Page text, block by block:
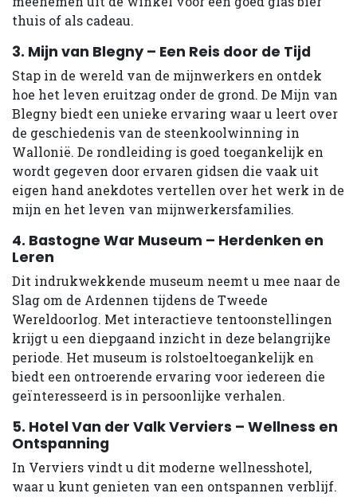
thuis of als cadeau.
3. Mijn van Blegny – Een Reis door de Tijd
Stap in de wereld van de mijnwerkers en ontdek
hoe het leven eruitzag onder de grond. De Mijn van
Blegny biedt een unieke ervaring waar u leert over
de geschiedenis van de steenkoolwinning in
Wallonië. De rondleiding is goed toegankelijk en
wordt gegeven door ervaren gidsen die vaak uit
eigen hand anekdotes vertellen over het werk in de
mijn en het leven van mijnwerkersfamilies.
4. Bastogne War Museum – Herdenken en
Leren
Dit indrukwekkende museum neemt u mee naar de
Slag om de Ardennen tijdens de Tweede
Wereldoorlog. Met interactieve tentoonstellingen
krijgt u een diepgaand inzicht in deze belangrijke
periode. Het museum is rolstoeltoegankelijk en
biedt een ontroerende ervaring voor iedereen die
geïnteresseerd is in persoonlijke verhalen.
5. Hotel Van der Valk Verviers – Wellness en
Ontspanning
In Verviers vindt u dit moderne wellnesshotel,
waar u kunt genieten van een ontspannen verblijf.